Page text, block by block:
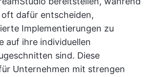
dafür entscheiden,
Implementierungen zu
auf ihre individuellen
sind. Diese
Unternehmen mit strengen